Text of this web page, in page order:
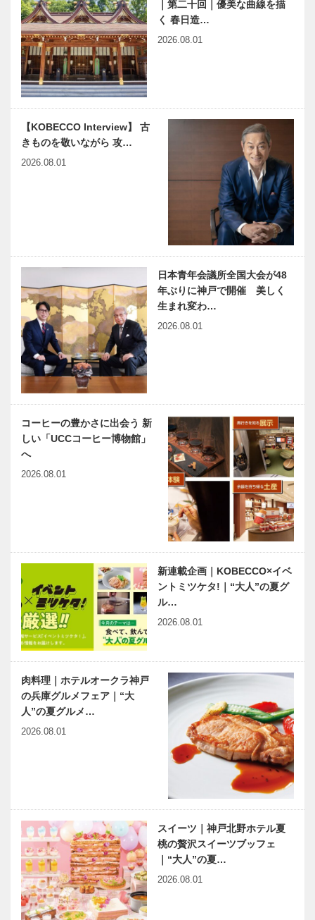
メッセージ
27
［海船港（ウ
ミ フネ ミナ
ト）］ ザー
ンダム＆にっ
ぽん丸
｜第二十回｜優美な曲線を描
く 春日造…
2026.08.01
【KOBECCO Interview】 古
きものを敬いながら 攻…
2026.08.01
日本青年会議所全国大会が48
年ぶりに神戸で開催 美しく
生まれ変わ…
2026.08.01
コーヒーの豊かさに出会う 新
しい「UCCコーヒー博物館」
へ
2026.08.01
新連載企画｜KOBECCO×イベ
ントミツケタ!｜“大人”の夏グ
ル…
2026.08.01
肉料理｜ホテルオークラ神戸
の兵庫グルメフェア｜“大
人”の夏グルメ…
2026.08.01
スイーツ｜神戸北野ホテル夏
桃の贅沢スイーツブッフェ
｜“大人”の夏…
2026.08.01